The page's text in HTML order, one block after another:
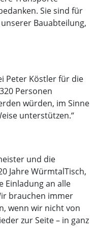
Sie sind für
Bauabteilung,
Peter Köstler für die
Personen
würden, im Sinne
unterstützen.“
und die
Jahre WürmtalTisch,
Einladung an alle
brauchen immer
wenn wir nicht von
zur Seite – in ganz